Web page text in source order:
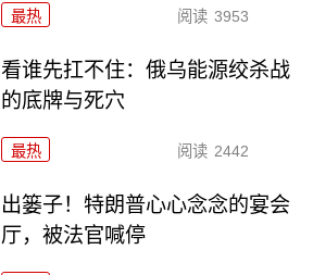
最热 阅读 3953
看谁先扛不住：俄乌能源绞杀战
的底牌与死穴
最热 阅读 2442
出篓子！特朗普心心念念的宴会
厅，被法官喊停